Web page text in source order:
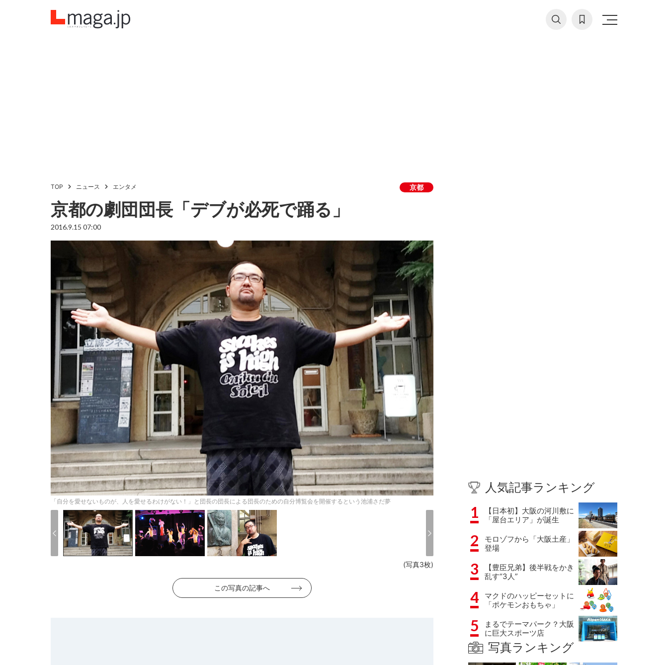
TOP ニュース エンタメ 京都
京都の劇団団長「デブが必死で踊る」
2016.9.15 07:00
「自分を愛せないものが、人を愛せるわけがない！」と団長の団長による団長のための自分博覧会を開催するという池浦さだ夢
(写真3枚)
この写真の記事へ
人気記事ランキング
1
【日本初】大阪の河川敷に
「屋台エリア」が誕生
2
モロゾフから「大阪土産」
登場
3
【豊臣兄弟】後半戦をかき
乱す“3人”
4
マクドのハッピーセットに
「ポケモンおもちゃ」
5
まるでテーマパーク？大阪
に巨大スポーツ店
写真ランキング